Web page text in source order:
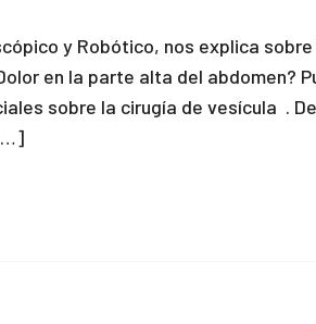
y Robótico, nos explica sobre
en la parte alta del abdomen?
sobre la cirugía de vesícula .